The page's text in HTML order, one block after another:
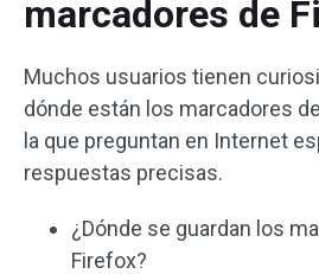
marcadores de
Muchos usuarios tienen
dónde están los marcadores
la que preguntan en Internet
respuestas precisas.
¿Dónde se guardan los
Firefox?